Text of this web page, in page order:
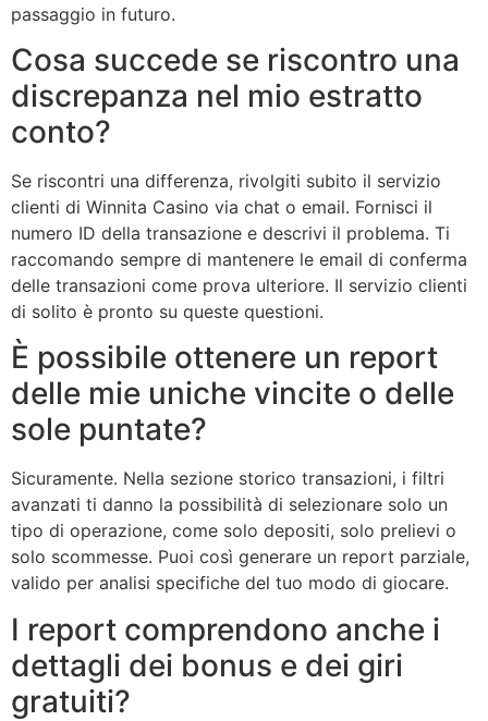
passaggio in futuro.
Cosa succede se riscontro una
discrepanza nel mio estratto
conto?
Se riscontri una differenza, rivolgiti subito il servizio
clienti di Winnita Casino via chat o email. Fornisci il
numero ID della transazione e descrivi il problema. Ti
raccomando sempre di mantenere le email di conferma
delle transazioni come prova ulteriore. Il servizio clienti
di solito è pronto su queste questioni.
È possibile ottenere un report
delle mie uniche vincite o delle
sole puntate?
Sicuramente. Nella sezione storico transazioni, i filtri
avanzati ti danno la possibilità di selezionare solo un
tipo di operazione, come solo depositi, solo prelievi o
solo scommesse. Puoi così generare un report parziale,
valido per analisi specifiche del tuo modo di giocare.
I report comprendono anche i
dettagli dei bonus e dei giri
gratuiti?